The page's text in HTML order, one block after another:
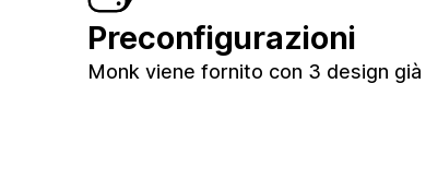
Preconfigurazioni
Monk viene fornito con 3 design